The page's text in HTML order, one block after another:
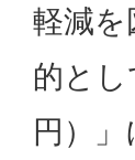
軽減
的と
円）